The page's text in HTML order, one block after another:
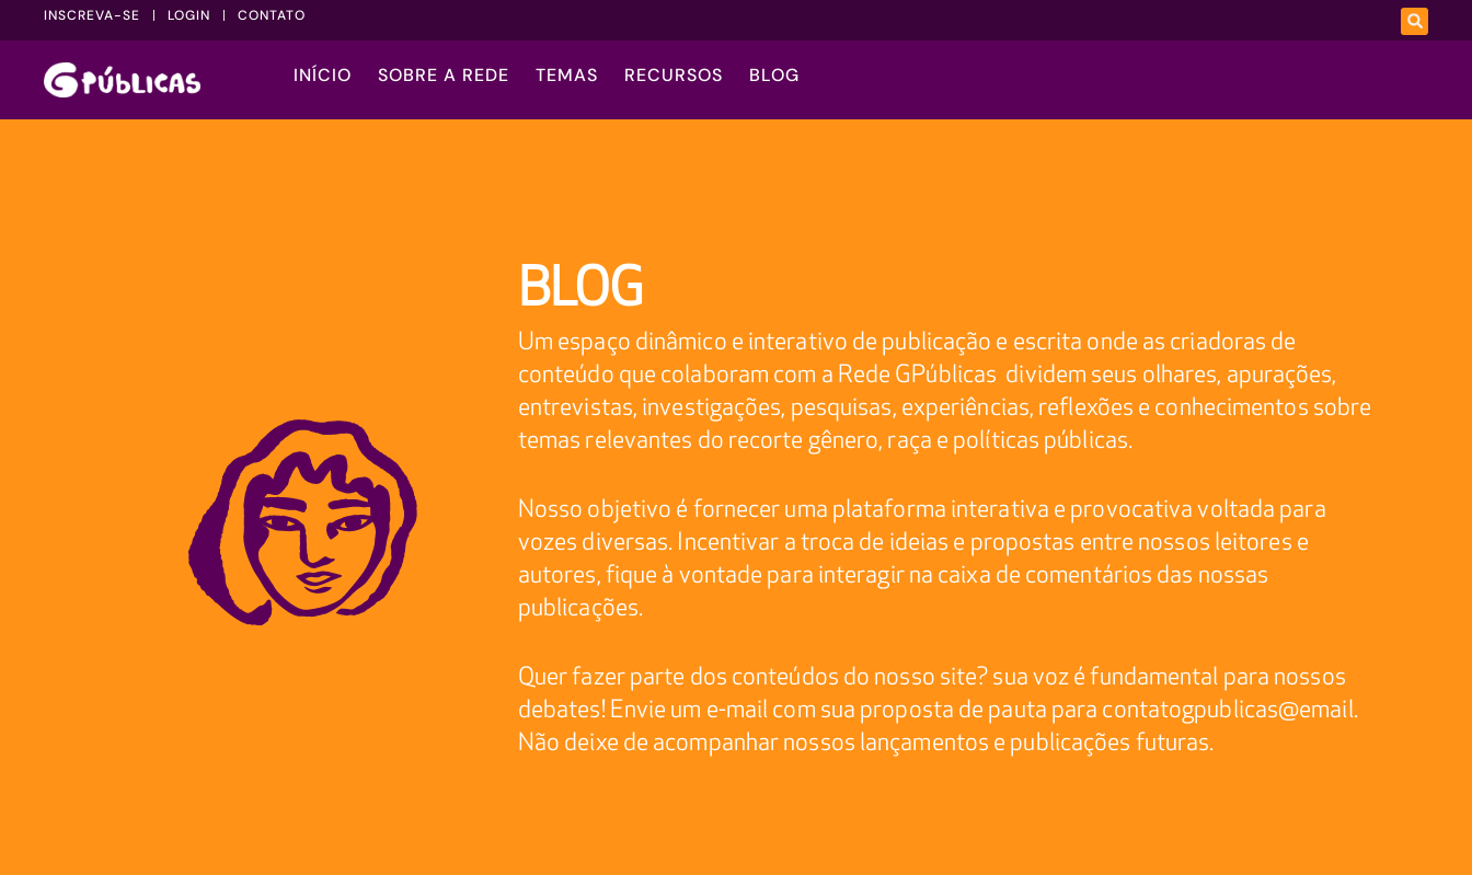
INSCREVA-SE LOGIN CONTATO
INÍCIO SOBRE A REDE TEMAS RECURSOS BLOG
BLOG
Um espaço dinâmico e interativo de publicação e escrita onde as criadoras de
conteúdo que colaboram com a Rede GPúblicas dividem seus olhares, apurações,
entrevistas, investigações, pesquisas, experiências, reflexões e conhecimentos sobre
temas relevantes do recorte gênero, raça e políticas públicas.
Nosso objetivo é fornecer uma plataforma interativa e provocativa voltada para
vozes diversas. Incentivar a troca de ideias e propostas entre nossos leitores e
autores, fique à vontade para interagir na caixa de comentários das nossas
publicações.
Quer fazer parte dos conteúdos do nosso site? sua voz é fundamental para nossos
debates! Envie um e-mail com sua proposta de pauta para contatogpublicas@email.
Não deixe de acompanhar nossos lançamentos e publicações futuras.